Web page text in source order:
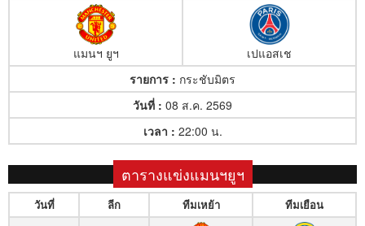
แมนฯ ยูฯ
เปแอสเช
รายการ : กระชับมิตร
วันที่ : 08 ส.ค. 2569
เวลา : 22:00 น.
ตารางแข่งแมนฯยูฯ
วันที่ ลีก ทีมเหย้า ทีมเยือน